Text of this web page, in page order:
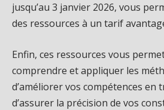
jusqu’au 3 janvier 2026, vous
des ressources à un tarif
Enfin, ces ressources vous
comprendre et appliquer les
d’améliorer vos compétences en
d’assurer la précision de vos